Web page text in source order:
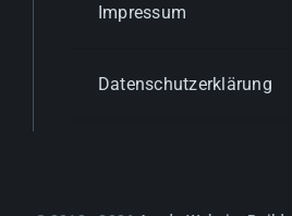
Impressum
Datenschutzerklärung